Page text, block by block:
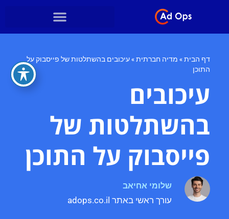
דף הבית» מדיה חברתית»עיכובים בהשתלטות של פייסבוק על
התוכן
עיכובים
בהשתלטות של
פייסבוק על התוכן
שלומי אחיאב
עורך ראשי באתר adops.co.il